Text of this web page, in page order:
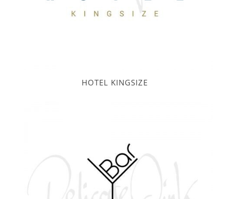
HOTEL KINGSIZE